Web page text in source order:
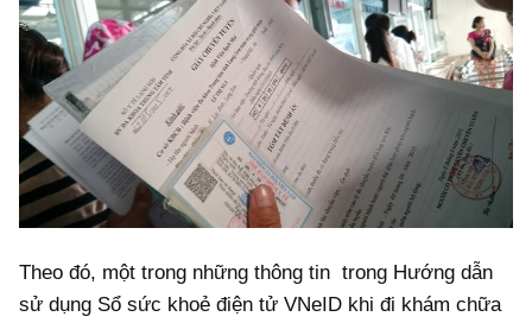
Khác
Video
Photo
Theo đó, một trong những thông tin trong Hướng dẫn
sử dụng Sổ sức khoẻ điện tử VNeID khi đi khám chữa